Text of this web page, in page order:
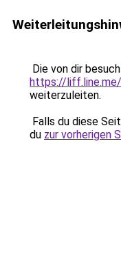
Die von dir
https://
weiterzuleiten.
Falls du diese
du zur vorherigen